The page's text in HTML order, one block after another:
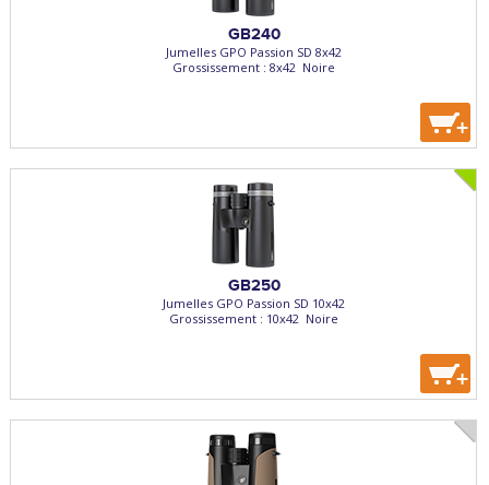
GB240
Jumelles GPO Passion SD 8x42
Grossissement : 8x42  Noire
+
GB250
Jumelles GPO Passion SD 10x42
Grossissement : 10x42  Noire
+